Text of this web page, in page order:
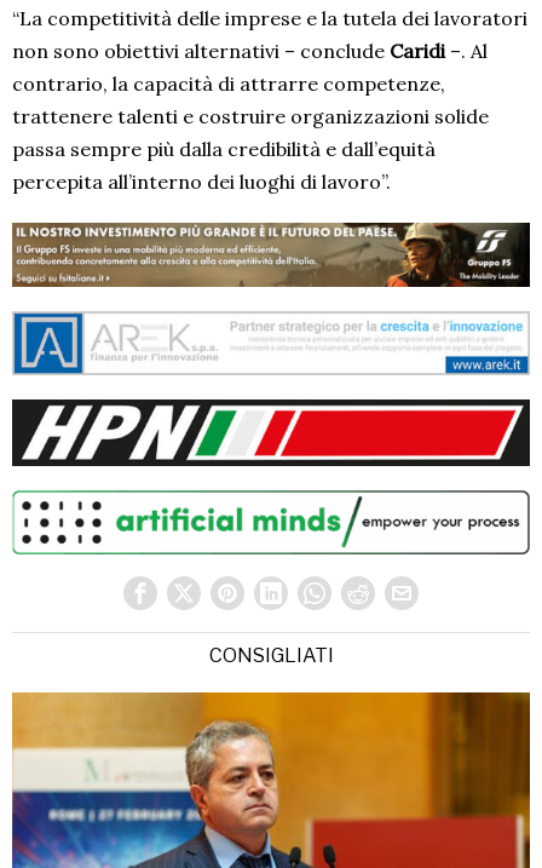
“La competitività delle imprese e la tutela dei lavoratori
non sono obiettivi alternativi – conclude Caridi–. Al
contrario, la capacità di attrarre competenze,
trattenere talenti e costruire organizzazioni solide
passa sempre più dalla credibilità e dall’equità
percepita all’interno dei luoghi di lavoro”.
CONSIGLIATI